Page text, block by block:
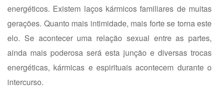
energéticos. Existem laços kármicos familiares de muitas
gerações. Quanto mais intimidade, mais forte se torna este
elo. Se acontecer uma relação sexual entre as partes,
ainda mais poderosa será esta junção e diversas trocas
energéticas, kármicas e espirituais acontecem durante o
intercurso.